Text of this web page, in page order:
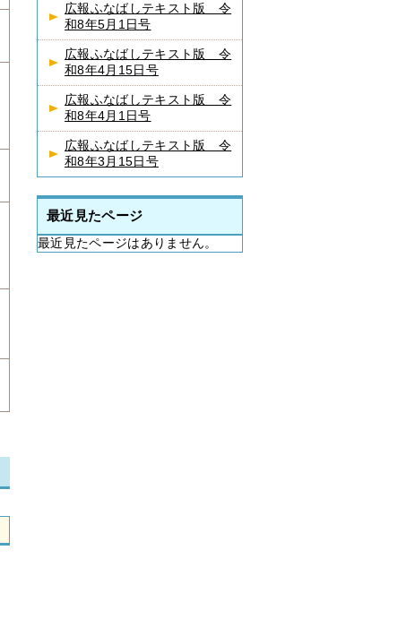
広報ふなばしテキスト版 令
和8年5月1日号
広報ふなばしテキスト版 令
和8年4月15日号
広報ふなばしテキスト版 令
和8年4月1日号
広報ふなばしテキスト版 令
和8年3月15日号
最近見たページ
最近見たページはありません。